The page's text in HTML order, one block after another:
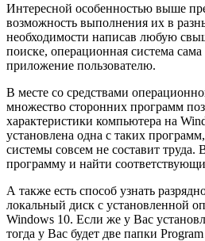
Интересной особенностью выше
возможность выполнения их в
необходимости написав любую
поиске, операционная система
приложение пользователю.
В месте со средствами
множество сторонних программ
характеристики компьютера на
установлена одна с таких
системы совсем не составит труда.
программу и найти
А также есть способ узнать
локальный диск с установленной
Windows 10. Если же у Вас
тогда у Вас будет две папки